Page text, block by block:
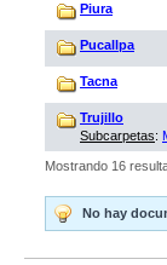
Piura
Pucallpa
Tacna
Trujillo
Subcarpetas:
Mostrando 16
No hay